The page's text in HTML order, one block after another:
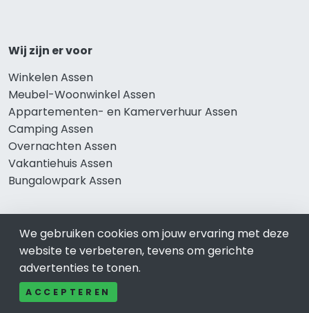
Wij zijn er voor
Winkelen Assen
Meubel-Woonwinkel Assen
Appartementen- en Kamerverhuur Assen
Camping Assen
Overnachten Assen
Vakantiehuis Assen
Bungalowpark Assen
Thema’s
Klussenbedrijf Assen
Notarissen Assen
Taxateurs Assen
We gebruiken cookies om jouw ervaring met deze
website te verbeteren, tevens om gerichte
advertenties te tonen.
ACCEPTEREN